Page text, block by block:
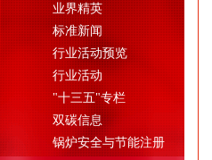
业界精英
标准新闻
行业活动预览
行业活动
"十三五"专栏
双碳信息
锅炉安全与节能注册